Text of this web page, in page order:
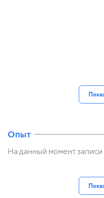
Опыт
На данный момент записи